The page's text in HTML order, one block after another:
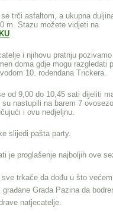
trči asfaltom, a ukupna
m. Stazu možete vidjeti na
.
i njihovu pratnju
doma gdje mogu razgledati
10. rođendana Trickera.
od 9,00 do 10,45 sati dijeliti
nastupili na barem 7
i ovu nedjeljnu.
slijedi pašta party.
je proglašenje najboljih ove
sve trkače da dođu u što
građane Grada Pazina da
natjecatelje.